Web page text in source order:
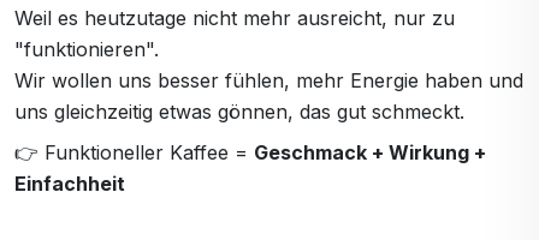
Weil es heutzutage nicht mehr ausreicht, nur zu
"funktionieren".
Wir wollen uns besser fühlen, mehr Energie haben und
uns gleichzeitig etwas gönnen, das gut schmeckt.
👉 Funktioneller Kaffee = Geschmack + Wirkung +
Einfachheit